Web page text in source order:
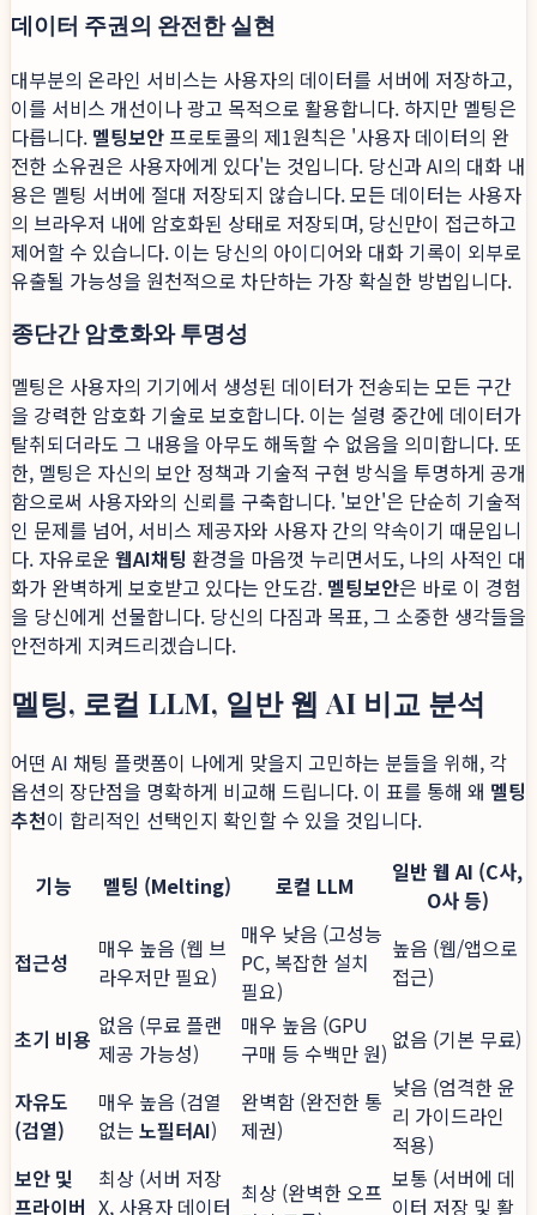
데이터 주권의 완전한 실현
대부분의 온라인 서비스는 사용자의 데이터를 서버에 저장하고,
이를 서비스 개선이나 광고 목적으로 활용합니다. 하지만 멜팅은
다릅니다. 멜팅보안프로토콜의 제1원칙은 '사용자 데이터의 완
전한 소유권은 사용자에게 있다'는 것입니다. 당신과 AI의 대화 내
용은 멜팅 서버에 절대 저장되지 않습니다. 모든 데이터는 사용자
의 브라우저 내에 암호화된 상태로 저장되며, 당신만이 접근하고
제어할 수 있습니다. 이는 당신의 아이디어와 대화 기록이 외부로
유출될 가능성을 원천적으로 차단하는 가장 확실한 방법입니다.
종단간 암호화와 투명성
멜팅은 사용자의 기기에서 생성된 데이터가 전송되는 모든 구간
을 강력한 암호화 기술로 보호합니다. 이는 설령 중간에 데이터가
탈취되더라도 그 내용을 아무도 해독할 수 없음을 의미합니다. 또
한, 멜팅은 자신의 보안 정책과 기술적 구현 방식을 투명하게 공개
함으로써 사용자와의 신뢰를 구축합니다. '보안'은 단순히 기술적
인 문제를 넘어, 서비스 제공자와 사용자 간의 약속이기 때문입니
다. 자유로운 웹AI채팅 환경을 마음껏 누리면서도, 나의 사적인 대
화가 완벽하게 보호받고 있다는 안도감. 멜팅보안은 바로 이 경험
을 당신에게 선물합니다. 당신의 다짐과 목표, 그 소중한 생각들을
안전하게 지켜드리겠습니다.
멜팅, 로컬 LLM, 일반 웹 AI 비교 분석
어떤 AI 채팅 플랫폼이 나에게 맞을지 고민하는 분들을 위해, 각
옵션의 장단점을 명확하게 비교해 드립니다. 이 표를 통해 왜 멜팅
추천이 합리적인 선택인지 확인할 수 있을 것입니다.
기능 멜팅 (Melting) 로컬 LLM
일반 웹 AI (C사,
O사 등)
접근성
매우 높음 (웹 브
라우저만 필요)
매우 낮음 (고성능
PC, 복잡한 설치
필요)
높음 (웹/앱으로
접근)
초기 비용 없음 (무료 플랜
제공 가능성)
매우 높음 (GPU
구매 등 수백만 원) 없음 (기본 무료)
자유도
(검열)
매우 높음 (검열
없는 노필터AI)
완벽함 (완전한 통
제권)
낮음 (엄격한 윤
리 가이드라인
적용)
보안 및
프라이버
최상 (서버 저장
X, 사용자 데이터 최상 (완벽한 오프 보통 (서버에 데
이터 저장 및 활